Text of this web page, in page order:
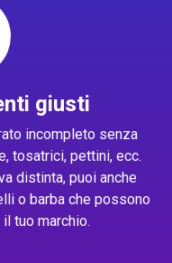
giusti
incompleto senza
tosatrici, pettini, ecc.
distinta, puoi anche
o barba che possono
tuo marchio.